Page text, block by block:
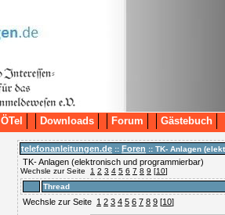
ÖTel Downloads Forum Gästebuch
telefonanleitungen.de :: Foren :: TK- Anlagen
TK- Anlagen (elektronisch und programmierbar)
Wechsle zur Seite 1 2 3 4 5 6 7 8 9 [10]
Thread
Wechsle zur Seite 1 2 3 4 5 6 7 8 9 [10]